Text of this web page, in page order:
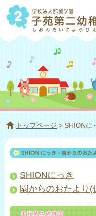
トップページ > SHIONに
SHIONにっき
園からのおたより(